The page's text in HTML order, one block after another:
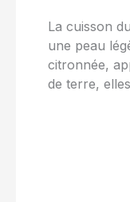
La cuisson
une peau
citronnée,
de terre,